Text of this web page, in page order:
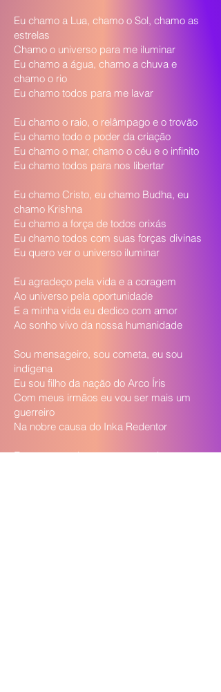
Eu chamo a Lua, chamo o Sol, chamo as
estrelas
Chamo o universo para me iluminar
Eu chamo a água, chamo a chuva e
chamo o rio
Eu chamo todos para me lavar
Eu chamo o raio, o relâmpago e o trovão
Eu chamo todo o poder da criação
Eu chamo o mar, chamo o céu e o infinito
Eu chamo todos para nos libertar
Eu chamo Cristo, eu chamo Budha, eu
chamo Krishna
Eu chamo a força de todos orixás
Eu chamo todos com suas forças divinas
Eu quero ver o universo iluminar
Eu agradeço pela vida e a coragem
Ao universo pela oportunidade
E a minha vida eu dedico com amor
Ao sonho vivo da nossa humanidade
Sou mensageiro, sou cometa, eu sou
indígena
Eu sou filho da nação do Arco Íris
Com meus irmãos eu vou ser mais um
guerreiro
Na nobre causa do Inka Redentor
Eu sou guerreiro, eu sou guerreiro e vou